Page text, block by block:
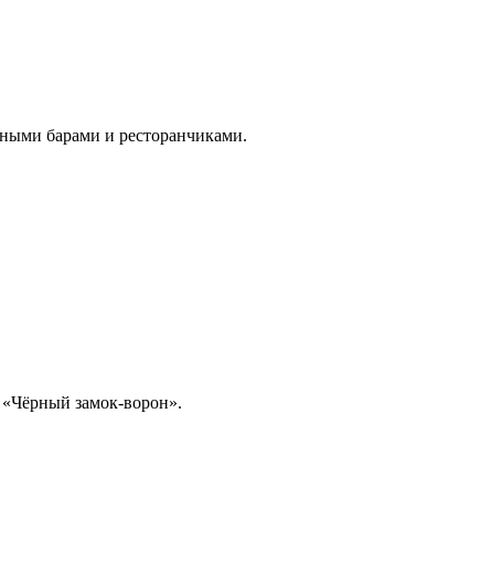
барами и ресторанчиками.
замок-ворон».